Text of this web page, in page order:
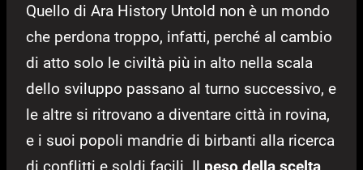
Quello di Ara History Untold non è un mondo
che perdona troppo, infatti, perché al cambio
di atto solo le civiltà più in alto nella scala
dello sviluppo passano al turno successivo, e
le altre si ritrovano a diventare città in rovina,
e i suoi popoli mandrie di birbanti alla ricerca